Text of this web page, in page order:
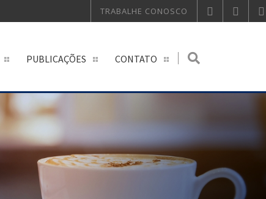
TRABALHE CONOSCO
PUBLICAÇÕES CONTATO